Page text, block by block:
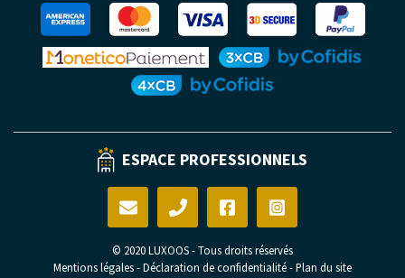
ESPACE PROFESSIONNELS
© 2020 LUXOOS - Tous droits réservés
Mentions légales-Déclaration de confidentialité-Plan du site